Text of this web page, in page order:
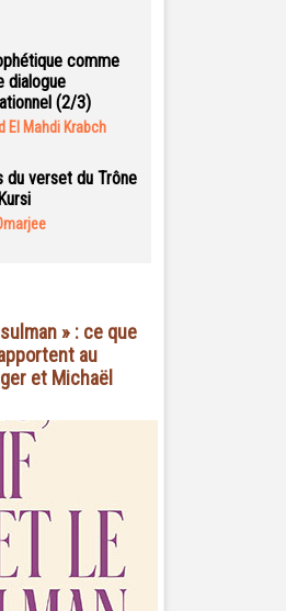
comme
dialogue
(2/3)
El Mahdi Krabch
du verset du Trône
» : ce que
au
et Michaël